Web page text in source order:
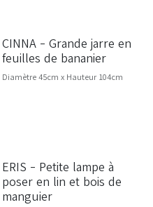
NOUVEAU
CINNA - Grande jarre en
feuilles de bananier
Diamètre 45cm x Hauteur 104cm
NOUVEAU
ERIS - Petite lampe à
poser en lin et bois de
manguier